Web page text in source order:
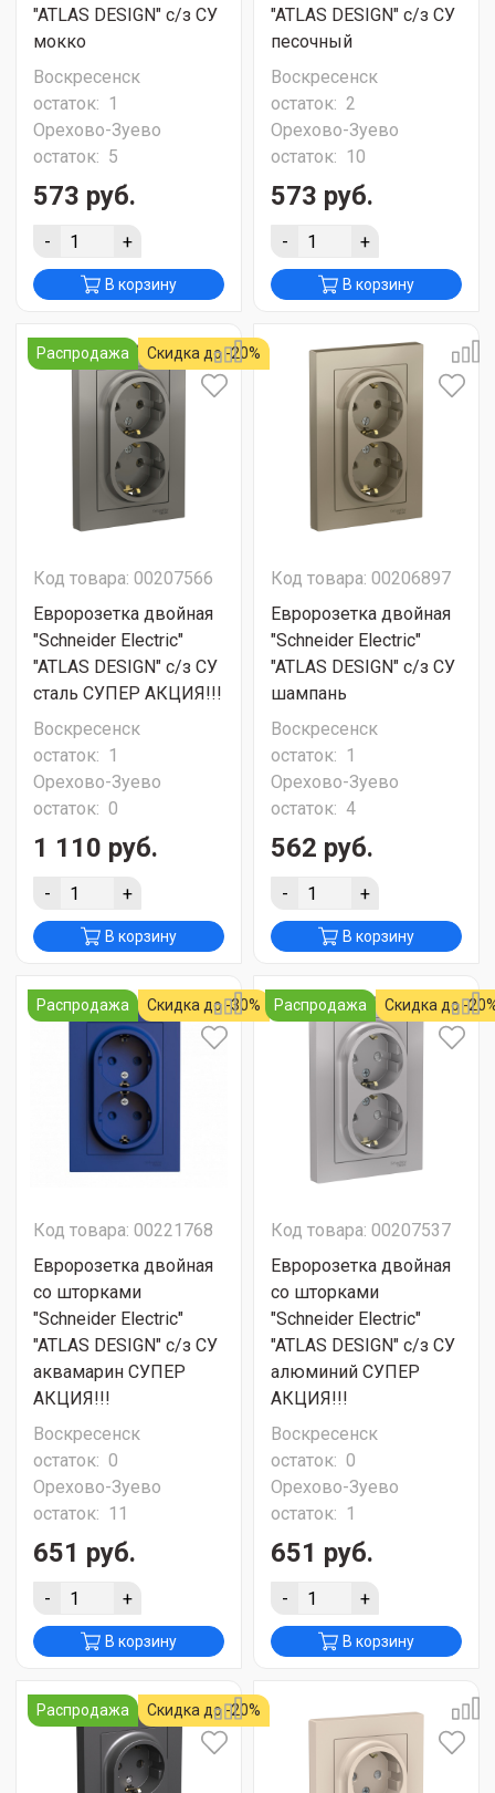
"ATLAS DESIGN" с/з СУ
мокко
Воскресенск
остаток: 1
Орехово-Зуево
остаток: 5
573 руб.
- +
В корзину
"ATLAS DESIGN" с/з СУ
песочный
Воскресенск
остаток: 2
Орехово-Зуево
остаток: 10
573 руб.
- +
В корзину
Распродажа Скидка до -20%
Код товара: 00207566
Евророзетка двойная
"Schneider Electric"
"ATLAS DESIGN" с/з СУ
сталь СУПЕР АКЦИЯ!!!
Воскресенск
остаток: 1
Орехово-Зуево
остаток: 0
1 110 руб.
- +
В корзину
Код товара: 00206897
Евророзетка двойная
"Schneider Electric"
"ATLAS DESIGN" с/з СУ
шампань
Воскресенск
остаток: 1
Орехово-Зуево
остаток: 4
562 руб.
- +
В корзину
Распродажа Скидка до -30%
Код товара: 00221768
Евророзетка двойная
со шторками
"Schneider Electric"
"ATLAS DESIGN" с/з СУ
аквамарин СУПЕР
АКЦИЯ!!!
Воскресенск
остаток: 0
Орехово-Зуево
остаток: 11
651 руб.
- +
В корзину
Распродажа Скидка до -
Код товара: 00207537
Евророзетка двойная
со шторками
"Schneider Electric"
"ATLAS DESIGN" с/з СУ
алюминий СУПЕР
АКЦИЯ!!!
Воскресенск
остаток: 0
Орехово-Зуево
остаток: 1
651 руб.
- +
В корзину
Распродажа Скидка до -20%